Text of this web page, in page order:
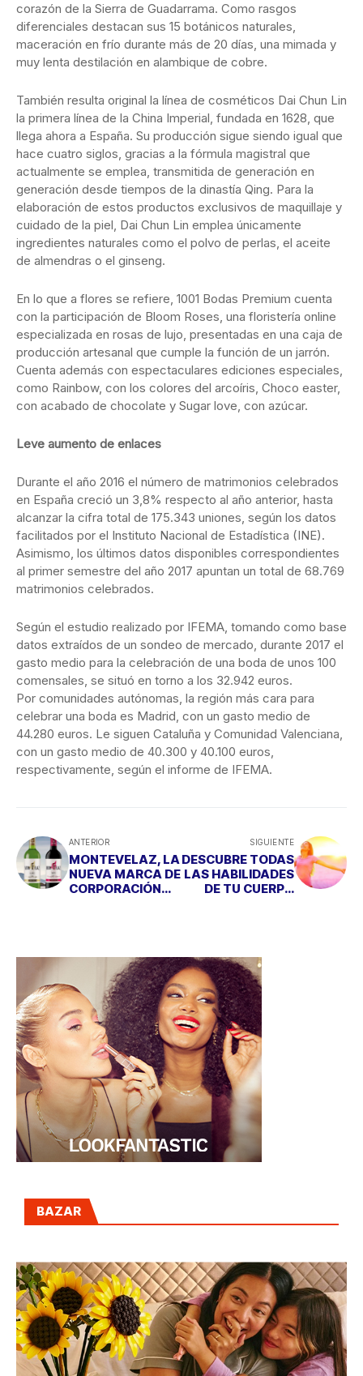
corazón de la Sierra de Guadarrama. Como rasgos
diferenciales destacan sus 15 botánicos naturales,
maceración en frío durante más de 20 días, una mimada y
muy lenta destilación en alambique de cobre.
También resulta original la línea de cosméticos Dai Chun Lin
la primera línea de la China Imperial, fundada en 1628, que
llega ahora a España. Su producción sigue siendo igual que
hace cuatro siglos, gracias a la fórmula magistral que
actualmente se emplea, transmitida de generación en
generación desde tiempos de la dinastía Qing. Para la
elaboración de estos productos exclusivos de maquillaje y
cuidado de la piel, Dai Chun Lin emplea únicamente
ingredientes naturales como el polvo de perlas, el aceite
de almendras o el ginseng.
En lo que a flores se refiere, 1001 Bodas Premium cuenta
con la participación de Bloom Roses, una floristería online
especializada en rosas de lujo, presentadas en una caja de
producción artesanal que cumple la función de un jarrón.
Cuenta además con espectaculares ediciones especiales,
como Rainbow, con los colores del arcoíris, Choco easter,
con acabado de chocolate y Sugar love, con azúcar.
Leve aumento de enlaces
Durante el año 2016 el número de matrimonios celebrados
en España creció un 3,8% respecto al año anterior, hasta
alcanzar la cifra total de 175.343 uniones, según los datos
facilitados por el Instituto Nacional de Estadística (INE).
Asimismo, los últimos datos disponibles correspondientes
al primer semestre del año 2017 apuntan un total de 68.769
matrimonios celebrados.
Según el estudio realizado por IFEMA, tomando como base
datos extraídos de un sondeo de mercado, durante 2017 el
gasto medio para la celebración de una boda de unos 100
comensales, se situó en torno a los 32.942 euros.
Por comunidades autónomas, la región más cara para
celebrar una boda es Madrid, con un gasto medio de
44.280 euros. Le siguen Cataluña y Comunidad Valenciana,
con un gasto medio de 40.300 y 40.100 euros,
respectivamente, según el informe de IFEMA.
ANTERIOR
MONTEVELAZ, LA
NUEVA MARCA DE
CORPORACIÓN
SIGUIENTE
DESCUBRE TODAS
LAS HABILIDADES
DE TU CUERPO
BAZAR